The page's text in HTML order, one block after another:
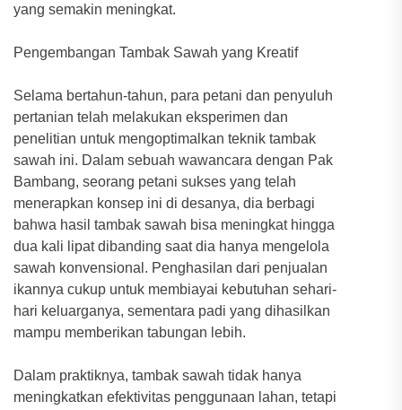
yang semakin meningkat.
Pengembangan Tambak Sawah yang Kreatif
Selama bertahun-tahun, para petani dan penyuluh
pertanian telah melakukan eksperimen dan
penelitian untuk mengoptimalkan teknik tambak
sawah ini. Dalam sebuah wawancara dengan Pak
Bambang, seorang petani sukses yang telah
menerapkan konsep ini di desanya, dia berbagi
bahwa hasil tambak sawah bisa meningkat hingga
dua kali lipat dibanding saat dia hanya mengelola
sawah konvensional. Penghasilan dari penjualan
ikannya cukup untuk membiayai kebutuhan sehari-
hari keluarganya, sementara padi yang dihasilkan
mampu memberikan tabungan lebih.
Dalam praktiknya, tambak sawah tidak hanya
meningkatkan efektivitas penggunaan lahan, tetapi